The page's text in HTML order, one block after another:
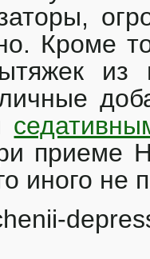
Кроме
из
приеме
иного не